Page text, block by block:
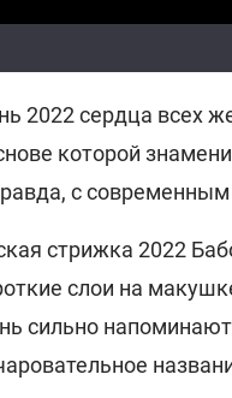
2022 сердца всех
которой
с современным
стрижка 2022
слои на
сильно